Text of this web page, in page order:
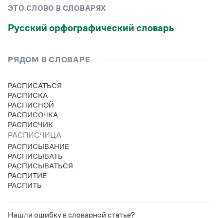
Словари русского языка как государственного
для школьников
Письмовник
Справочник по пунктуации
Словарь-справочник трудностей
Справочник по фразеологии
Азбучные истины
Словарь-справочник непростые слова
Все справочники портала
Новости и события
Словарь русских имён
Словарь методических терминов
(1956)
ЭТО СЛОВО В СЛОВАРЯХ
Русский орфографический словарь
РЯДОМ В СЛОВАРЕ
РАСПИСАТЬСЯ
РАСПИСКА
РАСПИСНОЙ
РАСПИСОЧКА
РАСПИСЧИК
РАСПИСЧИЦА
РАСПИСЫВАНИЕ
РАСПИСЫВАТЬ
РАСПИСЫВАТЬСЯ
РАСПИТИЕ
РАСПИТЬ
Нашли ошибку в словарной статье?